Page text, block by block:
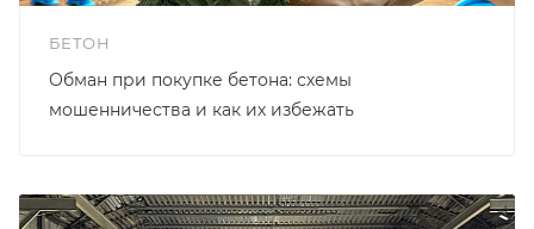
БЕТОН
Обман при покупке бетона: схемы
мошенничества и как их избежать